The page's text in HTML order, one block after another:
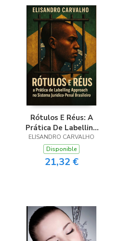
Rótulos E Réus: A
Prática De Labelling
Approach No Sistema
Juríco-penal Brasileiro
ELISANDRO CARVALHO
Disponible
21,32 €